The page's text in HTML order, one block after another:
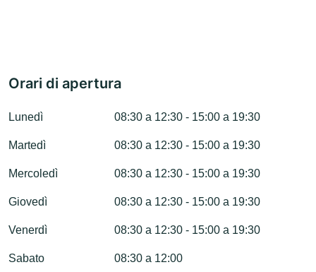
Orari di apertura
Lunedì 08:30 a 12:30 - 15:00 a 19:30
Martedì 08:30 a 12:30 - 15:00 a 19:30
Mercoledì 08:30 a 12:30 - 15:00 a 19:30
Giovedì 08:30 a 12:30 - 15:00 a 19:30
Venerdì 08:30 a 12:30 - 15:00 a 19:30
Sabato 08:30 a 12:00